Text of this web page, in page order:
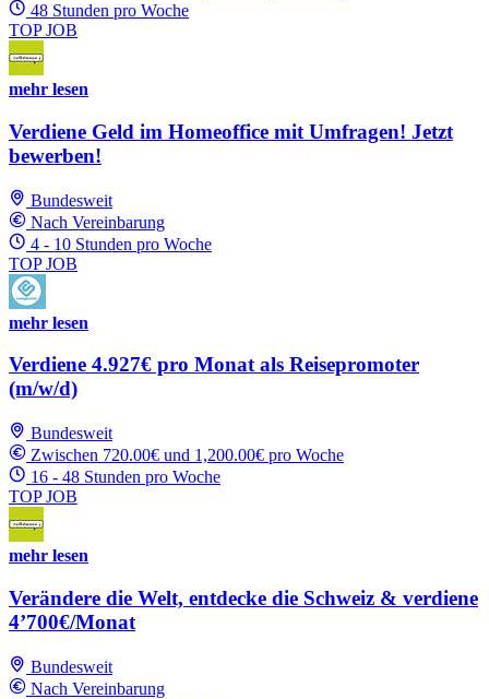
48 Stunden pro Woche
TOP JOB
mehr lesen
Verdiene Geld im Homeoffice mit Umfragen! Jetzt
bewerben!
Bundesweit
Nach Vereinbarung
4 - 10 Stunden pro Woche
TOP JOB
mehr lesen
Verdiene 4.927€ pro Monat als Reisepromoter
(m/w/d)
Bundesweit
Zwischen 720.00€ und 1,200.00€ pro Woche
16 - 48 Stunden pro Woche
TOP JOB
mehr lesen
Verändere die Welt, entdecke die Schweiz & verdiene
4’700€/Monat
Bundesweit
Nach Vereinbarung